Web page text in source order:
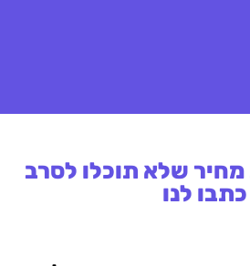
שלא תוכלו לסרב
כתבו לנו